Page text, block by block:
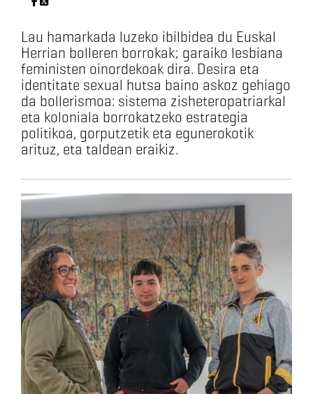
Lau hamarkada luzeko ibilbidea du Euskal
Herrian bolleren borrokak; garaiko lesbiana
feministen oinordekoak dira. Desira eta
identitate sexual hutsa baino askoz gehiago
da bollerismoa: sistema zisheteropatriarkal
eta koloniala borrokatzeko estrategia
politikoa, gorputzetik eta egunerokotik
arituz, eta taldean eraikiz.